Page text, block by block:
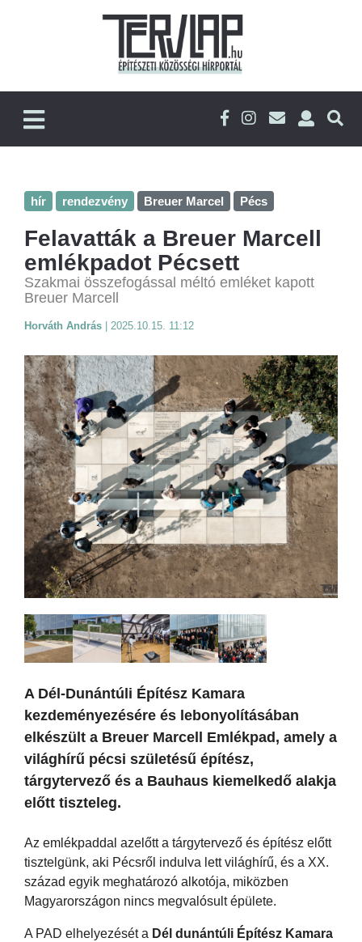
hír rendezvény Breuer Marcel Pécs
Felavatták a Breuer Marcell
emlékpadot Pécsett
Szakmai összefogással méltó emléket kapott
Breuer Marcell
Horváth András 2025.10.15. 11:12
A Dél-Dunántúli Építész Kamara
kezdeményezésére és lebonyolításában
elkészült a Breuer Marcell Emlékpad, amely a
világhírű pécsi születésű építész,
tárgytervező és a Bauhaus kiemelkedő alakja
előtt tiszteleg.
Az emlékpaddal azelőtt a tárgytervező és építész előtt
tisztelgünk, aki Pécsről indulva lett világhírű, és a XX.
század egyik meghatározó alkotója, miközben
Magyarországon nincs megvalósult épülete.
A PAD elhelyezését a Dél dunántúli Építész Kamara